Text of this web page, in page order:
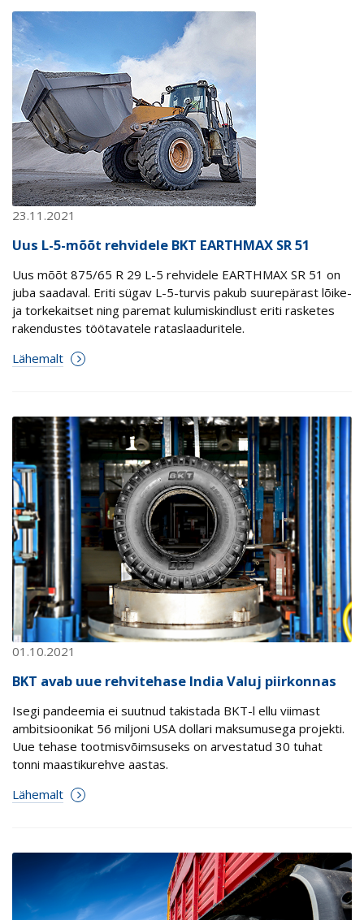
23.11.2021
Uus L-5-mõõt rehvidele BKT EARTHMAX SR 51
Uus mõõt 875/65 R 29 L-5 rehvidele EARTHMAX SR 51 on
juba saadaval. Eriti sügav L-5-turvis pakub suurepärast lõike-
ja torkekaitset ning paremat kulumiskindlust eriti rasketes
rakendustes töötavatele rataslaaduritele.
Lähemalt
01.10.2021
BKT avab uue rehvitehase India Valuj piirkonnas
Isegi pandeemia ei suutnud takistada BKT-l ellu viimast
ambitsioonikat 56 miljoni USA dollari maksumusega projekti.
Uue tehase tootmisvõimsuseks on arvestatud 30 tuhat
tonni maastikurehve aastas.
Lähemalt